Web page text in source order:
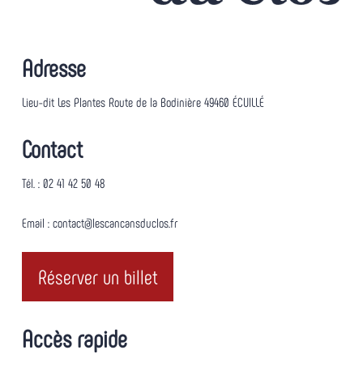
Adresse
Lieu-dit Les Plantes Route de la Bodinière 49460 ÉCUILLÉ
Contact
Tél. : 02 41 42 50 48
Email : contact@lescancansduclos.fr
Réserver un billet
Accès rapide